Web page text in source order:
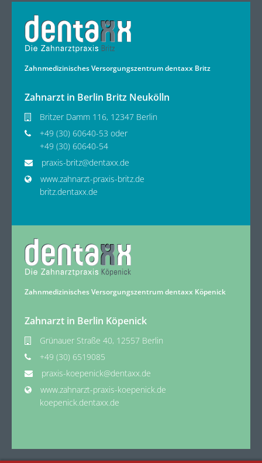
Zahnmedizinisches Versorgungszentrum dentaxx Britz
Zahnarzt in Berlin Britz Neukölln
Britzer Damm 116, 12347 Berlin
+49 (30) 60640-53 oder
+49 (30) 60640-54
praxis-britz@dentaxx.de
www.zahnarzt-praxis-britz.de
britz.dentaxx.de
Zahnmedizinisches Versorgungszentrum dentaxx Köpenick
Zahnarzt in Berlin Köpenick
Grünauer Straße 40, 12557 Berlin
+49 (30) 6519085
praxis-koepenick@dentaxx.de
www.zahnarzt-praxis-koepenick.de
koepenick.dentaxx.de